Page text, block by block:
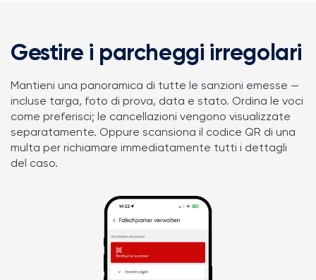
Gestire i parcheggi irregolari
Mantieni una panoramica di tutte le sanzioni emesse —
incluse targa, foto di prova, data e stato. Ordina le voci
come preferisci; le cancellazioni vengono visualizzate
separatamente. Oppure scansiona il codice QR di una
multa per richiamare immediatamente tutti i dettagli
del caso.